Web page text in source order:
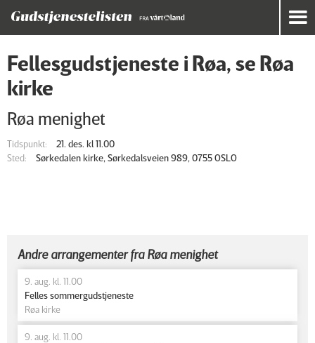
Fellesgudstjeneste i Røa, se Røa
kirke
Røa menighet
Tidspunkt:
21. des. kl 11.00
Sted:
Sørkedalen kirke, Sørkedalsveien 989, 0755 OSLO
Andre arrangementer fra Røa menighet
9. aug. kl. 11.00
Felles sommergudstjeneste
Røa kirke
9. aug. kl. 11.00